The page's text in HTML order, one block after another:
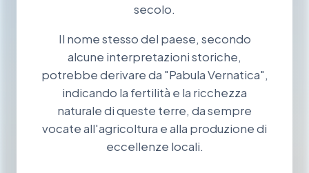
secolo.
Il nome stesso del paese, secondo
alcune interpretazioni storiche,
potrebbe derivare da "Pabula Vernatica",
indicando la fertilità e la ricchezza
naturale di queste terre, da sempre
vocate all'agricoltura e alla produzione di
eccellenze locali.